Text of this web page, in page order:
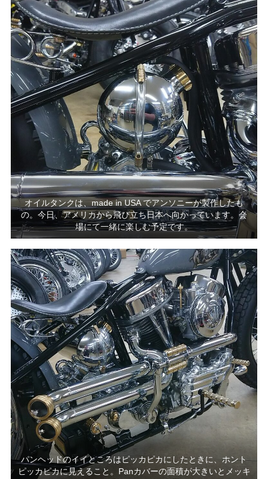
オイルタンクは、made in USA でアンソニーが製作したも
の。今日、アメリカから飛び立ち日本へ向かっています。会
場にて一緒に楽しむ予定です。
パンヘッドのイイところはピッカピカにしたときに、ホント
ピッカピカに見えること。Panカバーの面積が大きいとメッキ